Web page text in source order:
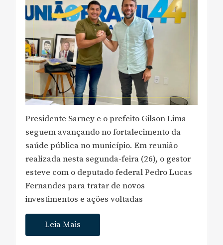
Presidente Sarney e o prefeito Gilson Lima
seguem avançando no fortalecimento da
saúde pública no município. Em reunião
realizada nesta segunda-feira (26), o gestor
esteve com o deputado federal Pedro Lucas
Fernandes para tratar de novos
investimentos e ações voltadas
Leia Mais